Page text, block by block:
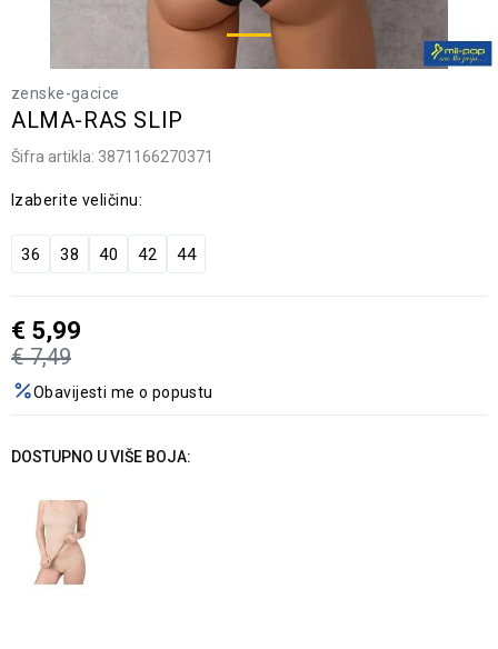
zenske-gacice
ALMA-RAS SLIP
Šifra artikla: 3871166270371
Izaberite veličinu:
36 38 40 42 44
€ 7,49
€ 5,99
Obavijesti me o popustu
DOSTUPNO U VIŠE BOJA: